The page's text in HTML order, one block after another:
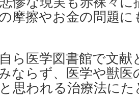
摩擦やお金の問題
ら医学図書館で文献
ならず、医学や獣
思われる治療法に